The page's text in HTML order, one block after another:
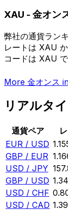
XAU - 金オン
弊社の通貨ラン
レートは XAU
コードは XAU で
More 金オンス
リアルタ
通貨ペア
EUR / USD
GBP / EUR
USD / JPY
GBP / USD
USD / CHF
USD / CAD